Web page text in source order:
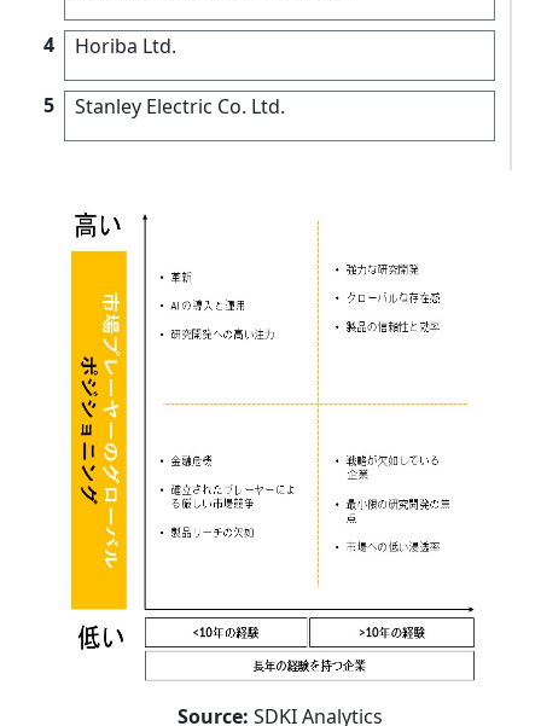
4 Horiba Ltd.
5 Stanley Electric Co. Ltd.
Source: SDKI Analytics